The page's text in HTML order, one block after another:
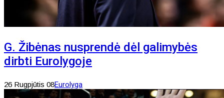
G. Žibėnas nusprendė dėl galimybės
dirbti Eurolygoje
26 Rugpjūtis 08Eurolyga